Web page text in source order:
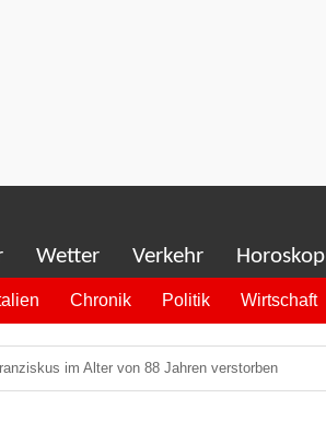
Wetter Verkehr Horoskop
Chronik Politik Wirtschaft
im Alter von 88 Jahren verstorben